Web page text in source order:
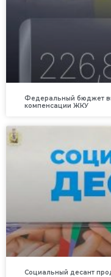
Федеральный бюджет
компенсации ЖКУ
Социальный десант